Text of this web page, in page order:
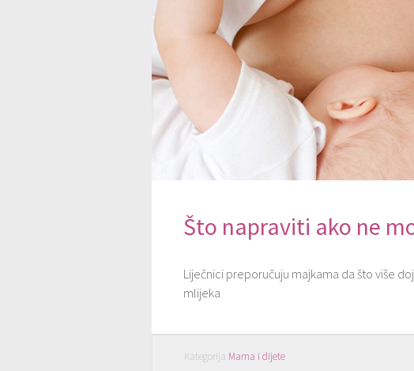
Što napraviti ako ne
Liječnici preporučuju majkama da što više
mlijeka
Kategorija Mama i dijete